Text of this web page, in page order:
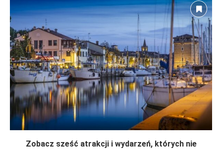
Zobacz sześć atrakcji i wydarzeń, których nie